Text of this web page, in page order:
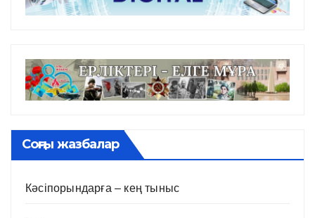
Соңғы жазбалар
Кәсіпорындарға – кең тыныс